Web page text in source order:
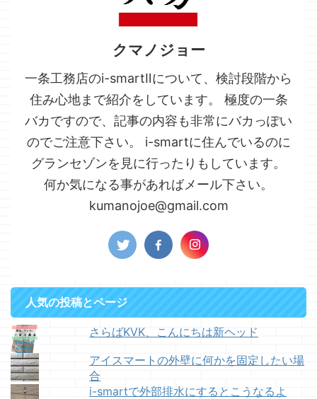
クマノジョー
一条工務店のi-smartⅡについて、検討段階から
住み心地まで紹介をしています。 極度の一条
バカですので、記事の内容も非常にバカっぽい
のでご注意下さい。 i-smartに住んでいるのに
グランセゾンを見に行ったりもしています。
何か気になる事があればメール下さい。
kumanojoe@gmail.com
人気の投稿とページ
さらばKVK、こんにちは新ヘッド
アイスマートの外壁に何かを固定したい場
合
i-smartで外部排水にするとこうなるよ